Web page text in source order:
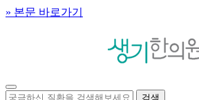
» 본문 바로가기